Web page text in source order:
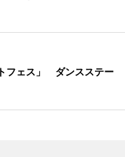
フェス」 ダンスステー